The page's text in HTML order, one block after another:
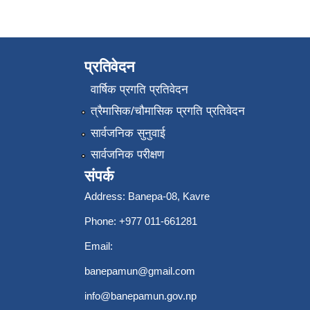
प्रतिवेदन
वार्षिक प्रगति प्रतिवेदन
त्रैमासिक/चौमासिक प्रगति प्रतिवेदन
सार्वजनिक सुनुवाई
सार्वजनिक परीक्षण
संपर्क
Address: Banepa-08, Kavre
Phone: +977 011-661281
Email:
banepamun@gmail.com
info@banepamun.gov.np